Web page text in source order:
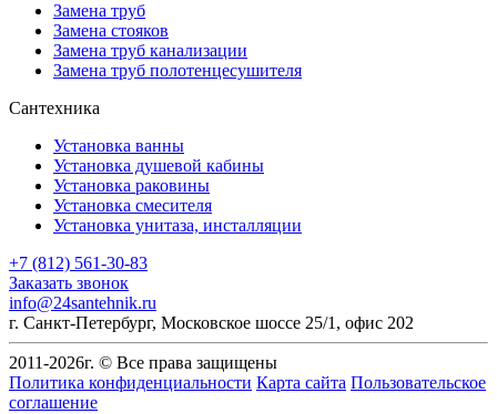
Замена труб
Замена стояков
Замена труб канализации
Замена труб полотенцесушителя
Сантехника
Установка ванны
Установка душевой кабины
Установка раковины
Установка смесителя
Установка унитаза, инсталляции
+7 (812) 561-30-83
Заказать звонок
info@24santehnik.ru
г. Санкт-Петербург, Московское шоссе 25/1, офис 202
2011-2026г. © Все права защищены
Политика конфиденциальности Карта сайта Пользовательское
соглашение